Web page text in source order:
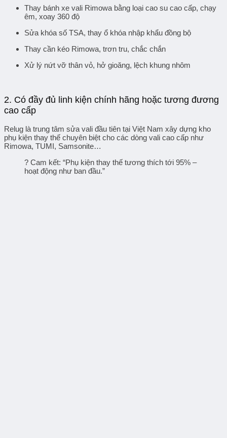
Thay bánh xe vali Rimowa bằng loại cao su cao cấp, chạy
êm, xoay 360 độ
Sửa khóa số TSA, thay ổ khóa nhập khẩu đồng bộ
Thay cần kéo Rimowa, trơn tru, chắc chắn
Xử lý nứt vỡ thân vỏ, hở gioăng, lệch khung nhôm
2. Có đầy đủ linh kiện chính hãng hoặc tương đương
cao cấp
Relug là trung tâm sửa vali đầu tiên tại Việt Nam xây dựng kho
phụ kiện thay thế chuyên biệt cho các dòng vali cao cấp như
Rimowa, TUMI, Samsonite…
? Cam kết: “Phụ kiện thay thế tương thích tới 95% –
hoạt động như ban đầu.”